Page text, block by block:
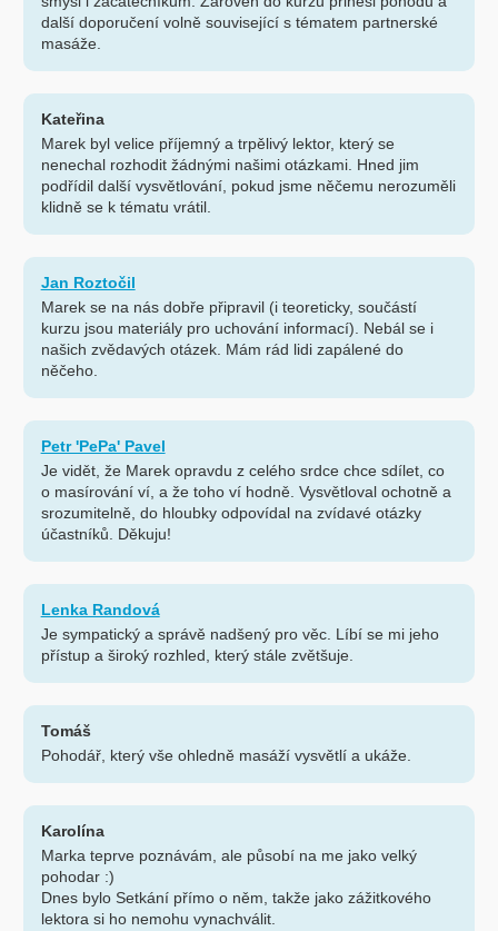
další doporučení volně související s tématem partnerské
masáže.
Kateřina
Marek byl velice příjemný a trpělivý lektor, který se
nenechal rozhodit žádnými našimi otázkami. Hned jim
podřídil další vysvětlování, pokud jsme něčemu nerozuměli
klidně se k tématu vrátil.
Jan Roztočil
Marek se na nás dobře připravil (i teoreticky, součástí
kurzu jsou materiály pro uchování informací). Nebál se i
našich zvědavých otázek. Mám rád lidi zapálené do
něčeho.
Petr 'PePa' Pavel
Je vidět, že Marek opravdu z celého srdce chce sdílet, co
o masírování ví, a že toho ví hodně. Vysvětloval ochotně a
srozumitelně, do hloubky odpovídal na zvídavé otázky
účastníků. Děkuju!
Lenka Randová
Je sympatický a správě nadšený pro věc. Líbí se mi jeho
přístup a široký rozhled, který stále zvětšuje.
Tomáš
Pohodář, který vše ohledně masáží vysvětlí a ukáže.
Karolína
Marka teprve poznávám, ale působí na me jako velký
pohodar :)
Dnes bylo Setkání přímo o něm, takže jako zážitkového
lektora si ho nemohu vynachválit.